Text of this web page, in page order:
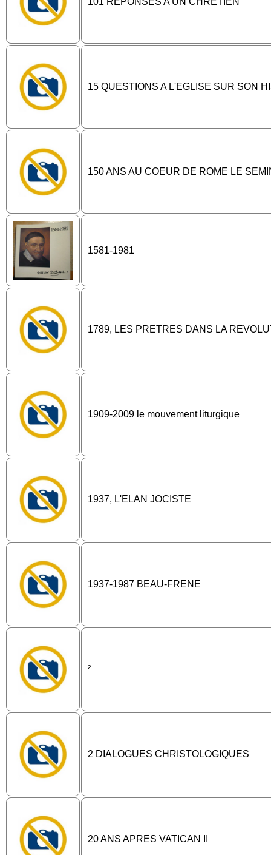
15 QUESTIONS A L'EGLISE SUR SON
150 ANS AU COEUR DE ROME LE
1581-1981
1789, LES PRETRES DANS LA
1909-2009 le mouvement liturgique
1937, L'ELAN JOCISTE
1937-1987 BEAU-FRENE
²
2 DIALOGUES CHRISTOLOGIQUES
20 ANS APRES VATICAN II